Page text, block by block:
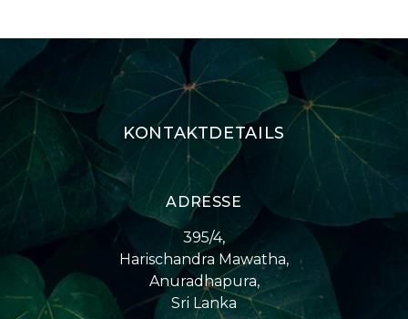
KONTAKTDETAILS
ADRESSE
395/4,
Harischandra Mawatha,
Anuradhapura,
Sri Lanka